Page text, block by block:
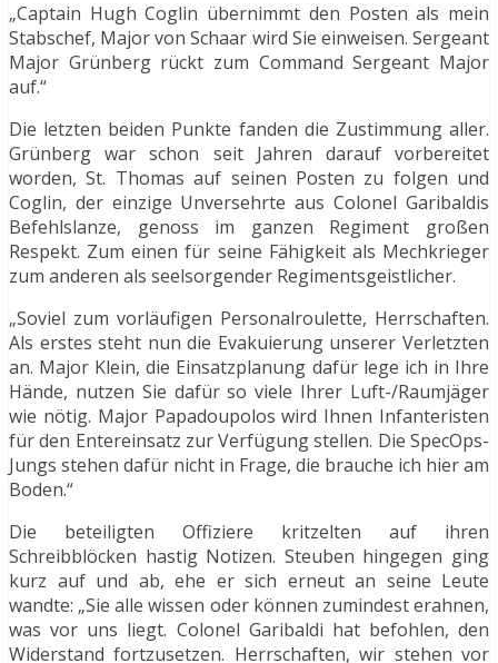
„Captain Hugh Coglin übernimmt den Posten als mein
Stabschef, Major von Schaar wird Sie einweisen. Sergeant
Major Grünberg rückt zum Command Sergeant Major
auf.“
Die letzten beiden Punkte fanden die Zustimmung aller.
Grünberg war schon seit Jahren darauf vorbereitet
worden, St. Thomas auf seinen Posten zu folgen und
Coglin, der einzige Unversehrte aus Colonel Garibaldis
Befehlslanze, genoss im ganzen Regiment großen
Respekt. Zum einen für seine Fähigkeit als Mechkrieger
zum anderen als seelsorgender Regimentsgeistlicher.
„Soviel zum vorläufigen Personalroulette, Herrschaften.
Als erstes steht nun die Evakuierung unserer Verletzten
an. Major Klein, die Einsatzplanung dafür lege ich in Ihre
Hände, nutzen Sie dafür so viele Ihrer Luft-/Raumjäger
wie nötig. Major Papadoupolos wird Ihnen Infanteristen
für den Entereinsatz zur Verfügung stellen. Die SpecOps-
Jungs stehen dafür nicht in Frage, die brauche ich hier am
Boden.“
Die beteiligten Offiziere kritzelten auf ihren
Schreibblöcken hastig Notizen. Steuben hingegen ging
kurz auf und ab, ehe er sich erneut an seine Leute
wandte: „Sie alle wissen oder können zumindest erahnen,
was vor uns liegt. Colonel Garibaldi hat befohlen, den
Widerstand fortzusetzen. Herrschaften, wir stehen vor